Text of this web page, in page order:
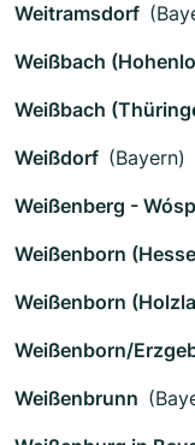
Weitramsdorf
Weißbach
Weißbach
Weißdorf (Bayern)
Weißenberg -
Weißenborn
Weißenborn
Weißenborn/
Weißenbrunn